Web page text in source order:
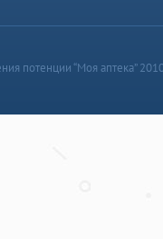
потенции “Моя аптека”